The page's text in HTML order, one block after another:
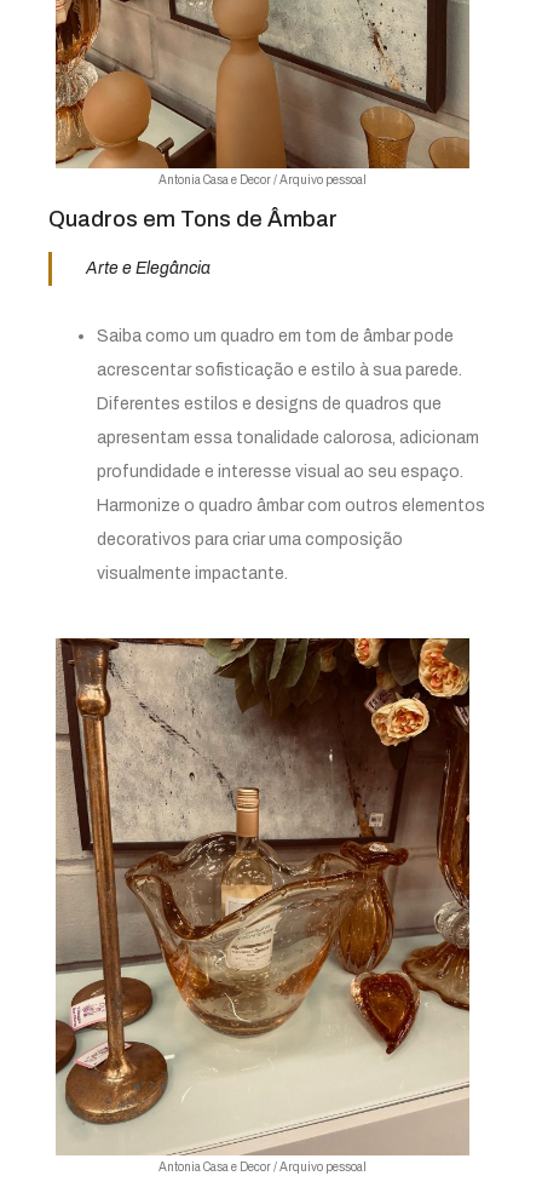
Antonia Casa e Decor / Arquivo pessoal
Quadros em Tons de Âmbar
Arte e Elegância
Saiba como um quadro em tom de âmbar pode
acrescentar sofisticação e estilo à sua parede.
Diferentes estilos e designs de quadros que
apresentam essa tonalidade calorosa, adicionam
profundidade e interesse visual ao seu espaço.
Harmonize o quadro âmbar com outros elementos
decorativos para criar uma composição
visualmente impactante.
Antonia Casa e Decor / Arquivo pessoal